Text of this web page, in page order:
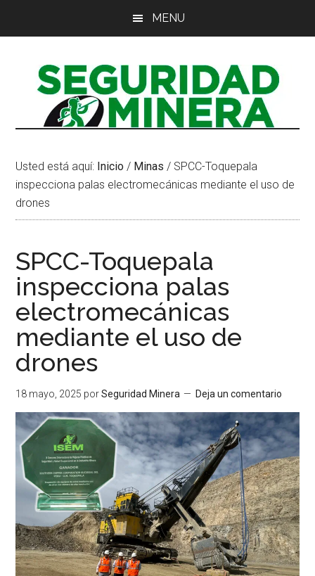
principal
MENU
Usted está aquí: Inicio / Minas / SPCC-Toquepala
inspecciona palas electromecánicas mediante el uso de
drones
SPCC-Toquepala
inspecciona palas
electromecánicas
mediante el uso de
drones
18 mayo, 2025 porSeguridad Minera Deja un comentario